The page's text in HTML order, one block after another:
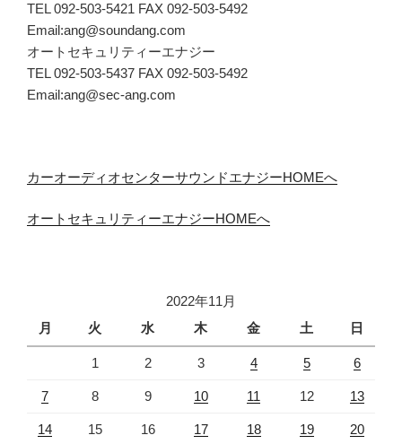
TEL 092-503-5421 FAX 092-503-5492
Email:ang@soundang.com
オートセキュリティーエナジー
TEL 092-503-5437 FAX 092-503-5492
Email:ang@sec-ang.com
カーオーディオセンターサウンドエナジーHOMEへ
オートセキュリティーエナジーHOMEへ
2022年11月
月
火 水 木 金 土 日
1 2 3 4 5 6
7 8 9 10 11 12 13
14 15 16 17 18 19 20